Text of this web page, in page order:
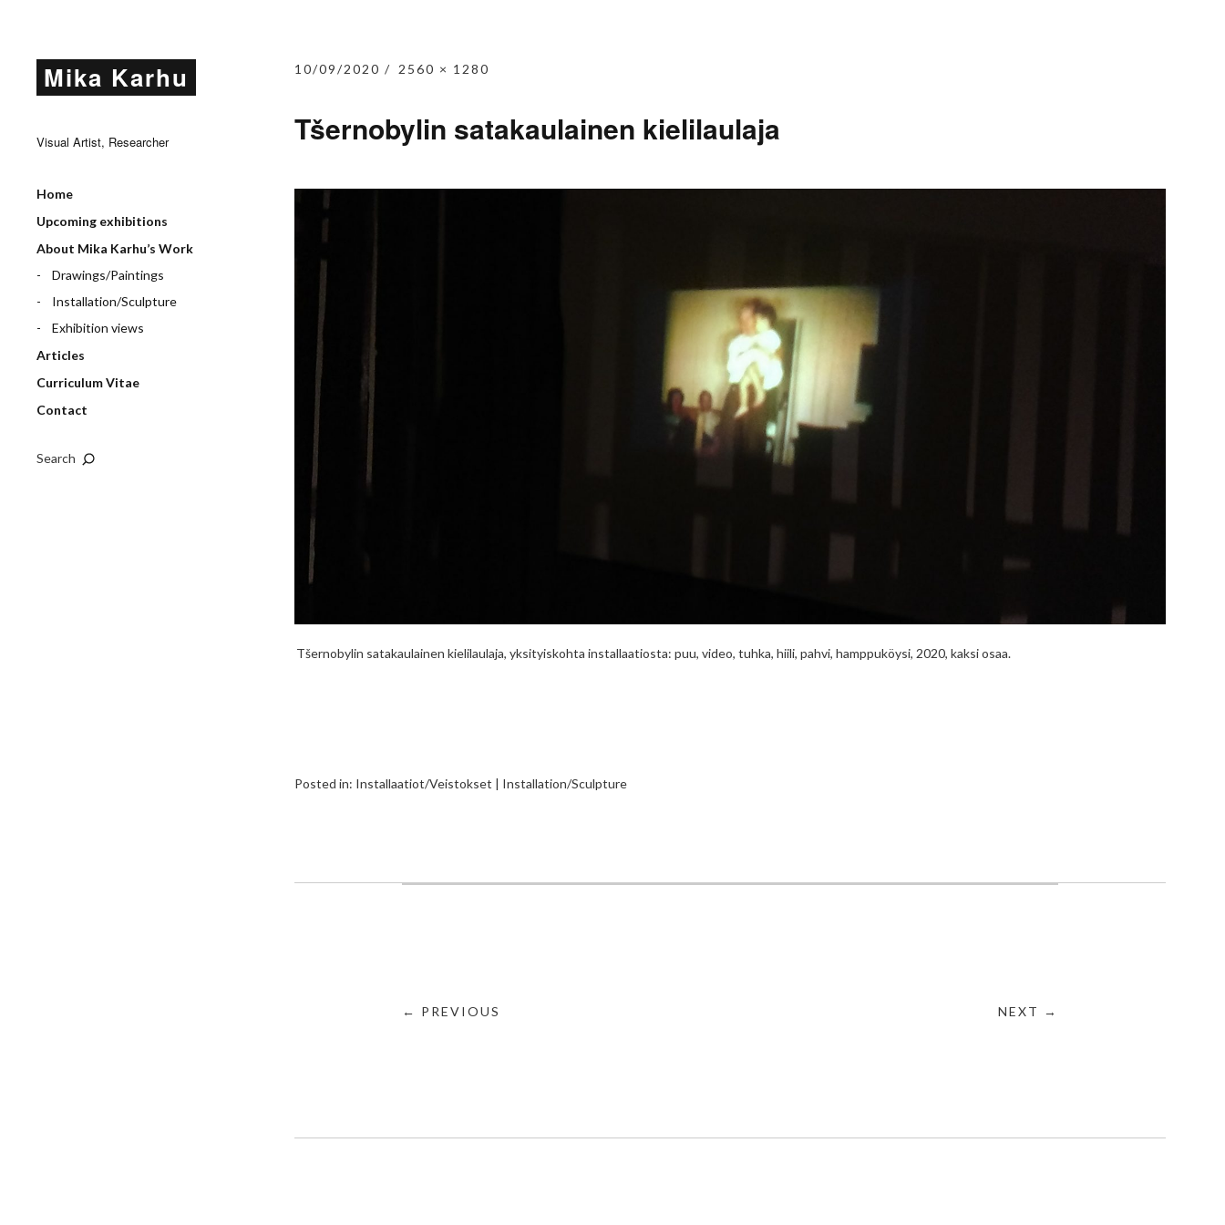
Mika Karhu
Visual Artist, Researcher
Home
Upcoming exhibitions
About Mika Karhu’s Work
Drawings/Paintings
Installation/Sculpture
Exhibition views
Articles
Curriculum Vitae
Contact
Search
10/09/2020 2560 × 1280
Tšernobylin satakaulainen kielilaulaja
Tšernobylin satakaulainen kielilaulaja, yksityiskohta installaatiosta: puu, video, tuhka, hiili, pahvi, hamppuköysi, 2020, kaksi osaa.
Posted in: Installaatiot/Veistokset | Installation/Sculpture
← PREVIOUS NEXT →